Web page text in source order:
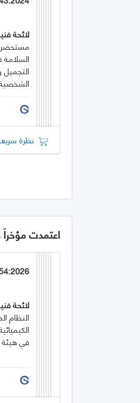
لائحة
التجميل
نظرة
اعتمدت
لائحة
النظام
في هيئة